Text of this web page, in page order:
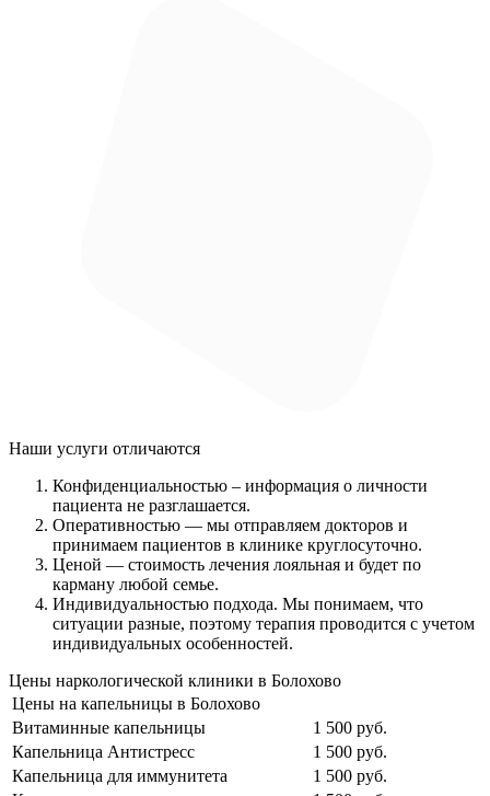
Наши услуги отличаются
Конфиденциальностью – информация о личности
пациента не разглашается.
Оперативностью — мы отправляем докторов и
принимаем пациентов в клинике круглосуточно.
Ценой — стоимость лечения лояльная и будет по
карману любой семье.
Индивидуальностью подхода. Мы понимаем, что
ситуации разные, поэтому терапия проводится с учетом
индивидуальных особенностей.
Цены наркологической клиники в Болохово
Цены на капельницы в Болохово
Витаминные капельницы
1 500 руб.
Капельница Антистресс
1 500 руб.
Капельница для иммунитета
1 500 руб.